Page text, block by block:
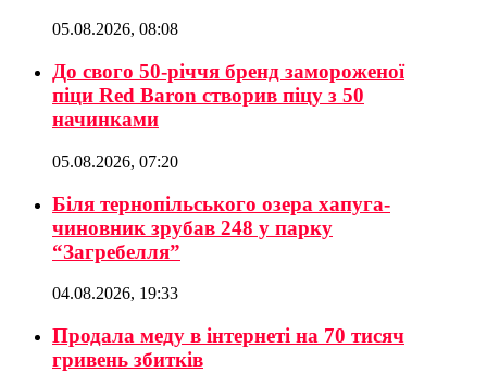
05.08.2026, 08:08
До свого 50-річчя бренд замороженої
піци Red Baron створив піцу з 50
начинками
05.08.2026, 07:20
Біля тернопільського озера хапуга-
чиновник зрубав 248 у парку
“Загребелля”
04.08.2026, 19:33
Продала меду в інтернеті на 70 тисяч
гривень збитків